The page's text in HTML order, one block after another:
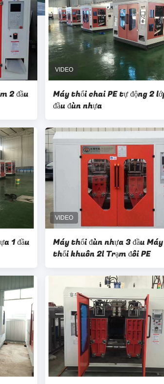
2 đầu
Máy thổi chai PE tự động 2
đầu đùn nhựa
1 đầu
Máy thổi đùn nhựa 3 đầu Máy
thổi khuôn 2l Trạm đôi PE